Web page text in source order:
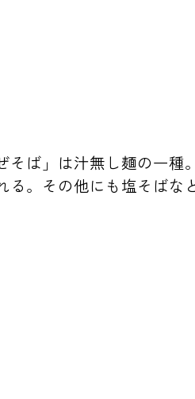
ば」は汁無し麺の一種
。その他にも塩そばな